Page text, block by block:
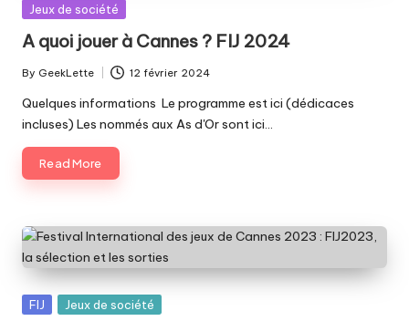
Posted
Jeux de société
A quoi jouer à Cannes ? FIJ 2024
Posted
by
By GeekLette 12 février 2024
Quelques informations Le programme est ici (dédicaces
incluses) Les nommés aux As d'Or sont ici…
Read More
Posted
FIJ Jeux de société